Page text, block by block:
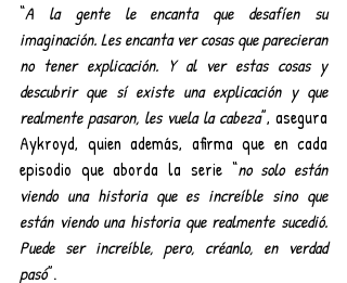
“A la gente le encanta que desafíen su
imaginación. Les encanta ver cosas que parecieran
no tener explicación. Y al ver estas cosas y
descubrir que sí existe una explicación y que
realmente pasaron, les vuela la cabeza”, asegura
Aykroyd, quien además, afirma que en cada
episodio que aborda la serie “no solo están
viendo una historia que es increíble sino que
están viendo una historia que realmente sucedió.
Puede ser increíble, pero, créanlo, en verdad
pasó”.